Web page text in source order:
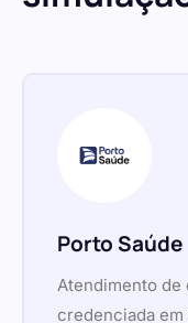
Porto Saúde
Atendimento de
credenciada em